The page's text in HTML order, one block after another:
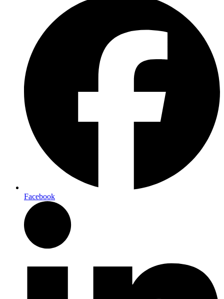
Facebook